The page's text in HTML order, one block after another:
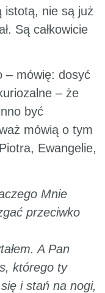
istotą, nie są już
Są całkowicie
– mówię: dosyć
– że
być
mówią o tym
Ewangelie,
Mnie
przeciwko
A Pan
którego ty
i stań na nogi,